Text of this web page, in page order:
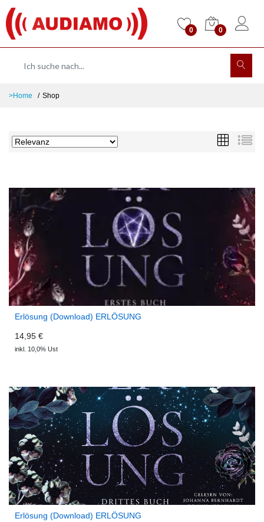
0 0
>Home Shop
Erlösung (Download) ERLÖSUNG
14,95 €
inkl. 10,0% Ust
Erlösung (Download) ERLÖSUNG